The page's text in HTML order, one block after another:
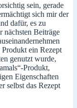
sein, gerade
sich mir der
dafür, es zu
nächsten Beiträge
ein Rezept
genutzt wurde,
Produkt,
Eigenschaften
selbst das Rezept